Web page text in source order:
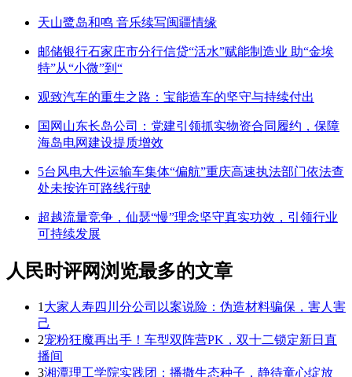
天山鹭岛和鸣 音乐续写闽疆情缘
邮储银行石家庄市分行信贷“活水”赋能制造业 助“金埃
特”从“小微”到“
观致汽车的重生之路：宝能造车的坚守与持续付出
国网山东长岛公司：党建引领抓实物资合同履约，保障
海岛电网建设提质增效
5台风电大件运输车集体“偏航”重庆高速执法部门依法查
处未按许可路线行驶
超越流量竞争，仙瑟“慢”理念坚守真实功效，引领行业
可持续发展
人民时评网浏览最多的文章
1 大家人寿四川分公司以案说险：伪造材料骗保，害人害
己
2宠粉狂魔再出手！车型双阵营PK，双十二锁定新日直
播间
3湘潭理工学院实践团：播撒生态种子，静待童心绽放